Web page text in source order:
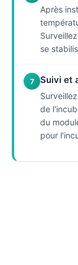
Après
se
7 Suivi et
de
du
pour